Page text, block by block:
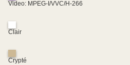
Video: MPEG-I/VVC/H-266
Clair
Crypté